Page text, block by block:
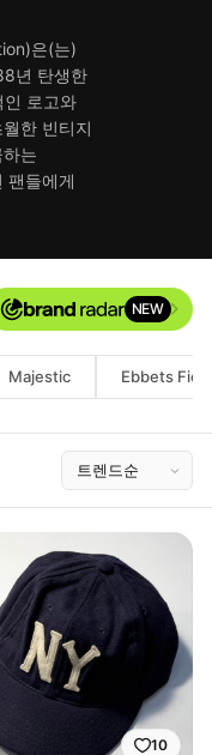
은(는)
년 탄생한
인 로고와
한 빈티지
는
팬들에게
NEW
Majestic Ebbets
10